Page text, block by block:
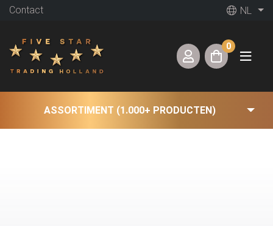
Contact NL
0
ASSORTIMENT (1.000+ PRODUCTEN)